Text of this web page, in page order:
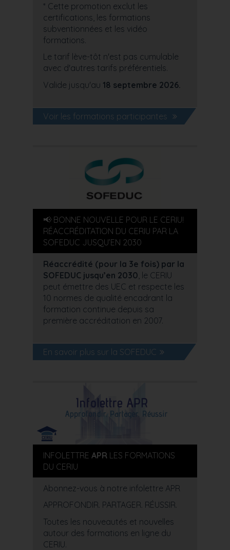
* Cette promotion exclut les
certifications, les formations
subventionnées et les vidéo
formations.
Le tarif lève-tôt n'est pas cumulable
avec d'autres tarifs préférentiels.
Valide jusqu'au 18 septembre 2026.
Voir les formations participantes
📢 BONNE NOUVELLE POUR LE CERIU!
RÉACCRÉDITATION DU CERIU PAR LA
SOFEDUC JUSQU’EN 2030
Réaccrédité (pour la 3e fois) par la
SOFEDUC jusqu’en 2030 , le CERIU
peut émettre des UEC et respecte les
10 normes de qualité encadrant la
formation continue depuis sa
première accréditation en 2007.
En savoir plus sur la SOFEDUC
INFOLETTRE APR LES FORMATIONS
DU CERIU
Abonnez-vous à notre infolettre APR
APPROFONDIR. PARTAGER. RÉUSSIR.
Toutes les nouveautés et nouvelles
autour des formations en ligne du
CERIU.